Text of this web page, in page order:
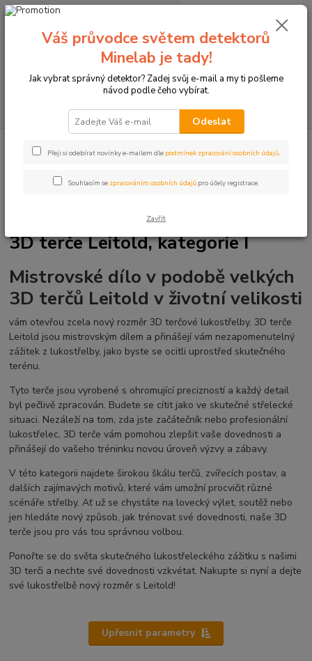
+420774877333
0 Kč
3D terče Leitold, kategorie I
Mistrovské dílo v podobě velkých
3D terčů Leitold v životní velikosti
vám otevřou zcela nový rozměr 3D terčové lukostřelby. 3D terče
Leitold jsou mistrovským dílem a přinášejí vám nezapomenutelný
zážitek z lukostřelby, jako byste se ocitli uprostřed skutečného
terénu.
Tyto terče jsou vyrobené s ohromující precizností a každý detail
byl pečlivě zpracován. Budete se cítit jako ve skutečné střelecké
situaci. Nezáleží na tom, zda jste začátečník nebo profesionální
lukostřelec, 3D terče vám pomohou zlepšit vaše dovednosti a
přinášejí do vašeho tréninku novou úroveň výzvy a zábavy.
V této kategorii najdete širokou škálu terčů, zvířecích postav, a
dalších zajímavých motivů, které vám umožní procvičit různé
scénáře střelby. Ať už se chystáte na lovecký výlet, soutěž nebo
jen hledáte nový způsob, jak trénovat své dovednosti, naše 3D
terče jsou pro vás tou správnou volbou.
Ponořte se do světa skutečného lukostřeleckého zážitku s našimi
3D terči a nechte své dovednosti vzkvétat. Nakupte si nyní a dejte
své lukostřelbě nový rozměr s Leitold!
Upřesnit parametry
Váš průvodce světem detektorů
Minelab je tady!
Jak vybrat správný detektor? Zadej svůj e-mail a my ti pošleme
návod podle čeho vybírat.
Odeslat
Přeji si odebírat novinky e-mailem dle podmínek zpracování osobních údajů.
Souhlasím se zpracováním osobních údajů pro účely registrace.
Zavřít